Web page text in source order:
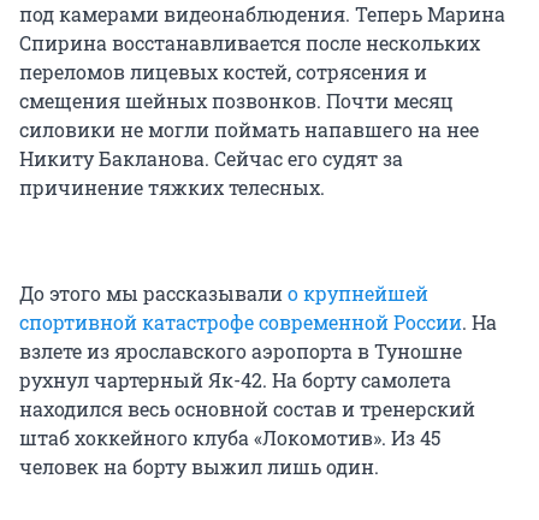
под камерами видеонаблюдения. Теперь Марина
Спирина восстанавливается после нескольких
переломов лицевых костей, сотрясения и
смещения шейных позвонков. Почти месяц
силовики не могли поймать напавшего на нее
Никиту Бакланова. Сейчас его судят за
причинение тяжких телесных.
До этого мы рассказывалио крупнейшей
спортивной катастрофе современной России. На
взлете из ярославского аэропорта в Туношне
рухнул чартерный Як-42. На борту самолета
находился весь основной состав и тренерский
штаб хоккейного клуба «Локомотив». Из 45
человек на борту выжил лишь один.